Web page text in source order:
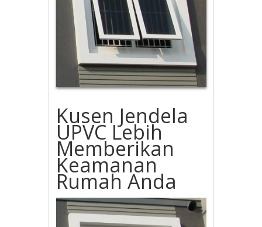
Kusen Jendela
UPVC Lebih
Memberikan
Keamanan
Rumah Anda